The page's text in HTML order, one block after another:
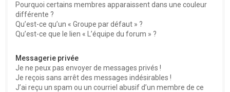
Pourquoi certains membres apparaissent dans une couleur
différente ?
Qu’est-ce qu’un « Groupe par défaut » ?
Qu’est-ce que le lien « L’équipe du forum » ?
Messagerie privée
Je ne peux pas envoyer de messages privés !
Je reçois sans arrêt des messages indésirables !
J’ai reçu un spam ou un courriel abusif d’un membre de ce